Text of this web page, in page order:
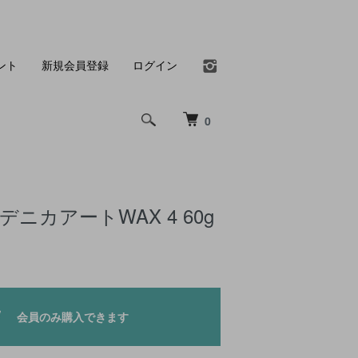
0
ト 新規会員登録 ログイン
ニカアートWAX 4 60g
会員のみ購入できます